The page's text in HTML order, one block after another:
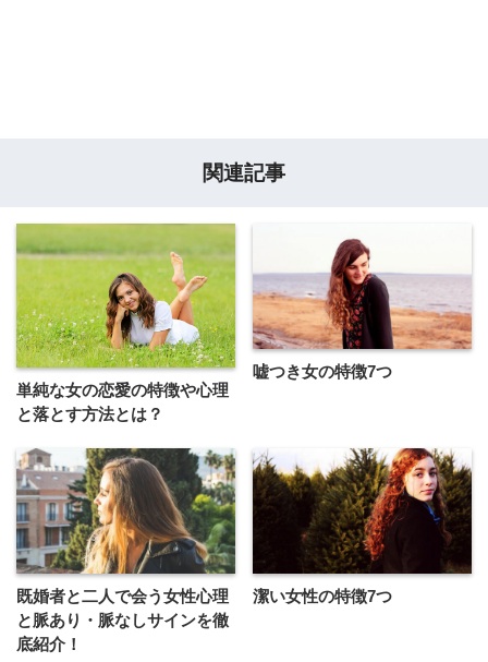
関連記事
単純な女の恋愛の特徴や心理
と落とす方法とは？
嘘つき女の特徴7つ
既婚者と二人で会う女性心理
と脈あり・脈なしサインを徹
底紹介！
潔い女性の特徴7つ